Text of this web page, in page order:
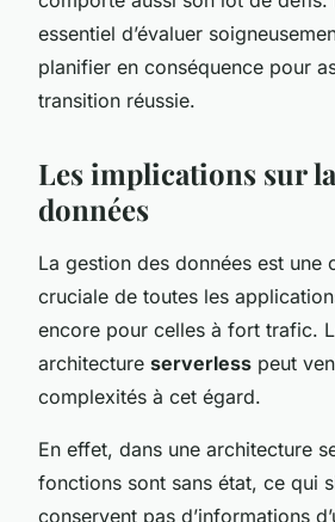
essentiel d’évaluer
planifier en conséquence pour
transition réussie.
Les implications sur
données
La gestion des données est une
cruciale de toutes les
encore pour celles à fort trafic.
architecture serverless peut
complexités à cet égard.
En effet, dans une architecture
fonctions sont sans état, ce qui
conservent pas d’informations